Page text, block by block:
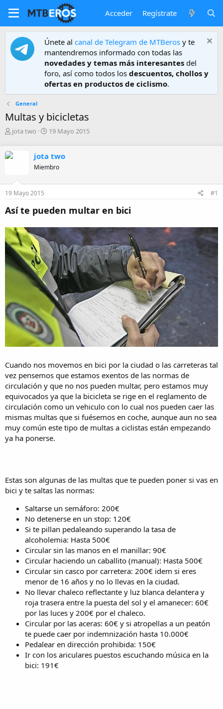
Acceder Regístrate
Únete al canal de Telegram de MTBeros y te
mantendremos informado con todas las
novedades y temas más interesantes del
foro, así como todos los descuentos, chollos y
ofertas en productos de ciclismo.
General
Multas y bicicletas
A
o
jota two
F
h
a
e
i
i
o
19 Mayo 2015
jota two
Miembro
19 Mayo 2015 #1
Así te pueden multar en bici
Cuando nos movemos en bici por la ciudad o las carreteras tal
vez pensemos que estamos exentos de las normas de
circulación y que no nos pueden multar, pero estamos muy
equivocados ya que la bicicleta se rige en el reglamento de
circulación como un vehiculo con lo cual nos pueden caer las
mismas multas que si fuésemos en coche, aunque aun no sea
muy común este tipo de multas a ciclistas están empezando
ya ha ponerse.
Estas son algunas de las multas que te pueden poner si vas en
bici y te saltas las normas:
Saltarse un semáforo: 200€
No detenerse en un stop: 120€
Si te pillan pedaleando superando la tasa de
alcoholemia: Hasta 500€
Circular sin las manos en el manillar: 90€
Circular haciendo un caballito (manual): Hasta 500€
Circular sin casco por carretera: 200€ idem si eres
menor de 16 años y no lo llevas en la ciudad.
No llevar chaleco reflectante y luz blanca delantera y
roja trasera entre la puesta del sol y el amanecer: 60€
por las luces y 200€ por el chaleco.
Circular por las aceras: 60€ y si atropellas a un peatón
te puede caer por indemnización hasta 10.000€
Pedalear en dirección prohibida: 150€
Ir con los ariculares puestos escuchando música en la
bici: 191€